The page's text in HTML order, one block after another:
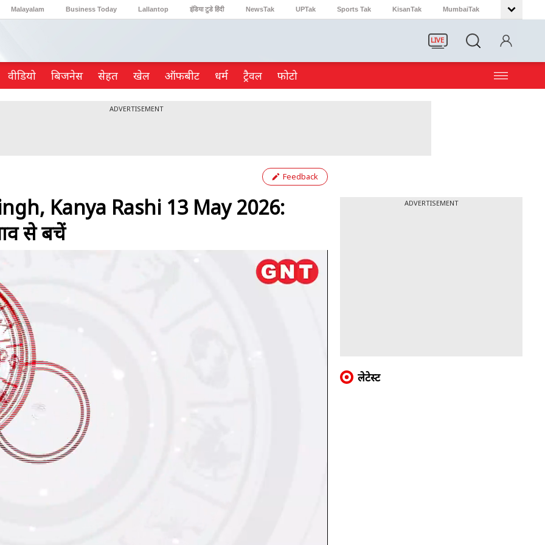
Malayalam Business Today Lallantop इंडिया टुडे हिंदी NewsTak UPTak Sports Tak KisanTak MumbaiTak
LIVE
वीडियो ब‍िजनेस सेहत खेल ऑफबीट धर्म ट्रैवल फोटो
ADVERTISEMENT
Feedback
Kanya Rashi 13 May 2026:
से बचें
ADVERTISEMENT
लेटेस्ट